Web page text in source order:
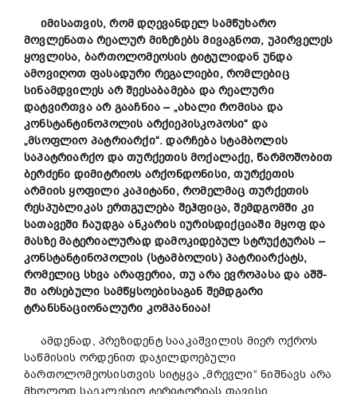
იმისათვის, რომ დღევანდელ სამწუხარო
მოვლენათა რეალურ მიზეზებს მივაგნოთ, უპირველეს
ყოვლისა, ბართოლომეოსის ტიტულიდან უნდა
ამოვიღოთ ფასადური რეგალიები, რომლებიც
სინამდვილეს არ შეესაბამება და რეალური
დატვირთვა არ გააჩნია – „ახალი რომისა და
კონსტანტინოპოლის არქიეპისკოპოსი“ და
„მსოფლიო პატრიარქი“. დარჩება სტამბოლის
საპატრიარქო და თურქეთის მოქალაქე, წარმოშობით
ბერძენი დიმიტრიოს არქონდონისი, თურქეთის
არმიის ყოფილი კაპიტანი, რომელმაც თურქეთის
რესპუბლიკას ერთგულება შეჰფიცა, შემდგომში კი
სათავეში ჩაუდგა ანკარის იურისდიქციაში მყოფ და
მასზე მატერიალურად დამოკიდებულ სტრუქტურას –
კონსტანტინოპოლის (სტამბოლის) პატრიარქატს,
რომელიც სხვა არაფერია, თუ არა ევროპასა და აშშ-
ში არსებული სამწყსოებისაგან შემდგარი
ტრანსნაციონალური კომპანიაა!
ამდენად, პრეზიდენტ სააკაშვილის მიერ ოქროს
საწმისის ორდენით დაჯილდოებული
ბართოლომეოსისთვის სიტყვა „მრევლი“ ნიშნავს არა